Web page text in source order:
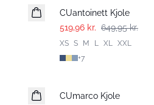
CUantoinett Kjole
519,96 kr. 649,95 kr.
XS S M L XL XXL
+7
CUmarco Kjole